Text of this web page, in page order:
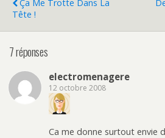
Ça Me Trotte Dans La
Tête !
7 réponses
electromenagere
12 octobre 2008
Ca me donne surtout envie